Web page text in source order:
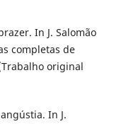
In J. Salomão
completas de
original
In J.